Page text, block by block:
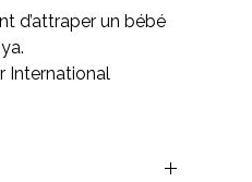
d’attraper un bébé
.
International